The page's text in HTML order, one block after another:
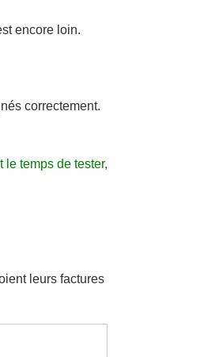
encore loin.
correctement.
le temps de tester,
leurs factures